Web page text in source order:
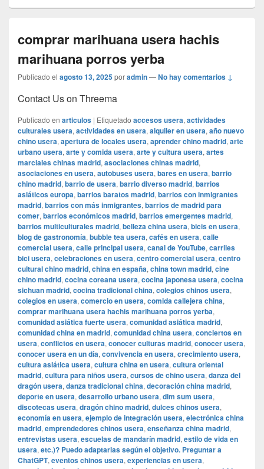
comprar marihuana usera hachis
marihuana porros yerba
Publicado el agosto 13, 2025poradmin—No hay comentarios ↓
Contact Us on Threema
Publicado en articulos | Etiquetado accesos usera, actividades
culturales usera, actividades en usera, alquiler en usera, año nuevo
chino usera, apertura de locales usera, aprender chino madrid, arte
urbano usera, arte y comida usera, arte y cultura usera, artes
marciales chinas madrid, asociaciones chinas madrid,
asociaciones en usera, autobuses usera, bares en usera, barrio
chino madrid, barrio de usera, barrio diverso madrid, barrios
asiáticos europa, barrios baratos madrid, barrios con inmigrantes
madrid, barrios con más inmigrantes, barrios de madrid para
comer, barrios económicos madrid, barrios emergentes madrid,
barrios multiculturales madrid, belleza china usera, bicis en usera,
blog de gastronomía, bubble tea usera, cafés en usera, calle
comercial usera, calle principal usera, canal de YouTube, carriles
bici usera, celebraciones en usera, centro comercial usera, centro
cultural chino madrid, china en españa, china town madrid, cine
chino madrid, cocina coreana usera, cocina japonesa usera, cocina
sichuan madrid, cocina tradicional china, colegios chinos usera,
colegios en usera, comercio en usera, comida callejera china,
comprar marihuana usera hachis marihuana porros yerba,
comunidad asiática fuerte usera, comunidad asiática madrid,
comunidad china en madrid, comunidad china usera, conciertos en
usera, conflictos en usera, conocer culturas madrid, conocer usera,
conocer usera en un día, convivencia en usera, crecimiento usera,
cultura asiática usera, cultura china en usera, cultura oriental
madrid, cultura para niños usera, cursos de chino usera, danza del
dragón usera, danza tradicional china, decoración china madrid,
deporte en usera, desarrollo urbano usera, dim sum usera,
discotecas usera, dragón chino madrid, dulces chinos usera,
economía en usera, ejemplo de integración usera, electrónica china
madrid, emprendedores chinos usera, enseñanza china madrid,
entrevistas usera, escuelas de mandarín madrid, estilo de vida en
usera, etc.)? Puedo adaptarlas según el objetivo. Preguntar a
ChatGPT, eventos chinos usera, experiencias en usera,